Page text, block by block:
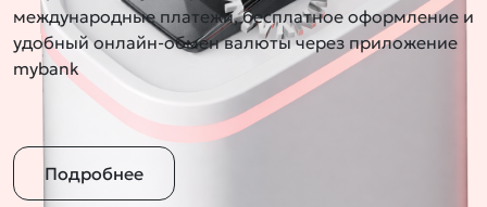
международные платежи, бесплатное оформление и
удобный онлайн-обмен валюты через приложение
mybank
Подробнее